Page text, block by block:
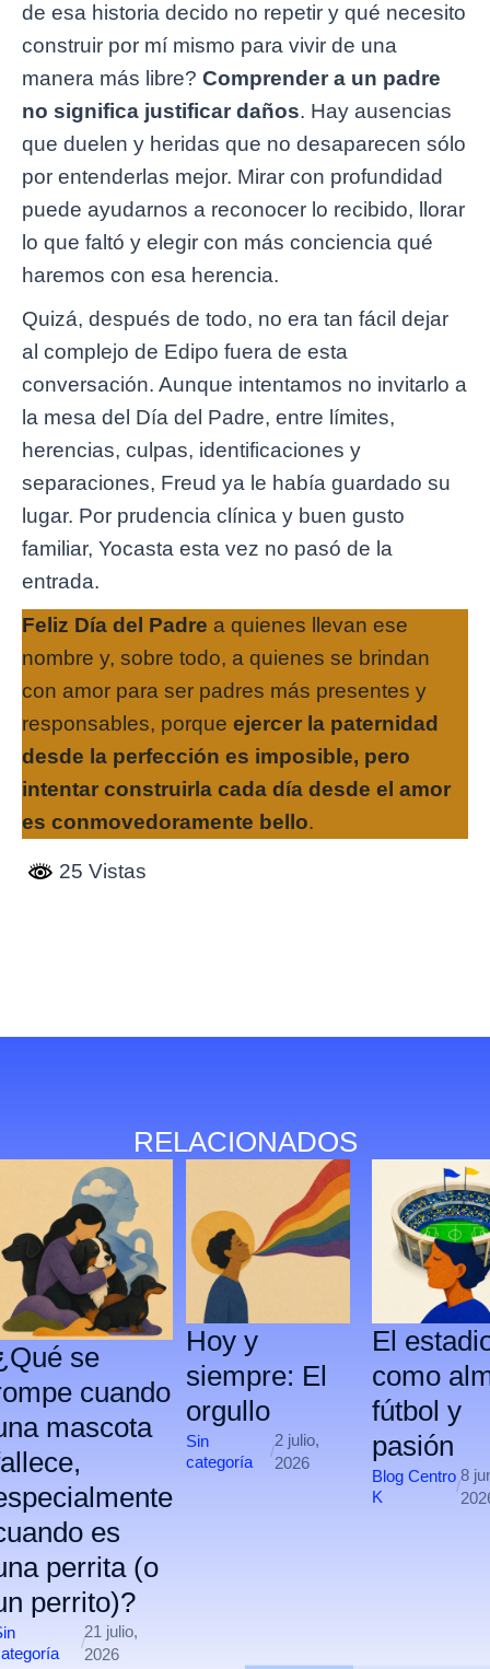
de esa historia decido no repetir y qué necesito
construir por mí mismo para vivir de una
manera más libre? Comprender a un padre
no significa justificar daños. Hay ausencias
que duelen y heridas que no desaparecen sólo
por entenderlas mejor. Mirar con profundidad
puede ayudarnos a reconocer lo recibido, llorar
lo que faltó y elegir con más conciencia qué
haremos con esa herencia.
Quizá, después de todo, no era tan fácil dejar
al complejo de Edipo fuera de esta
conversación. Aunque intentamos no invitarlo a
la mesa del Día del Padre, entre límites,
herencias, culpas, identificaciones y
separaciones, Freud ya le había guardado su
lugar. Por prudencia clínica y buen gusto
familiar, Yocasta esta vez no pasó de la
entrada.
Feliz Día del Padre a quienes llevan ese
nombre y, sobre todo, a quienes se brindan
con amor para ser padres más presentes y
responsables, porque ejercer la paternidad
desde la perfección es imposible, pero
intentar construirla cada día desde el amor
es conmovedoramente bello.
25 Vistas
RELACIONADOS
se
cuando
mascota
es
perrita (o
perrito)?
/
21 julio,
2026
Hoy y
siempre: El
orgullo
Sin
categorí­a
/
2 julio,
2026
El
como
fútbol y
pasión
Blog Centro
K
/
8